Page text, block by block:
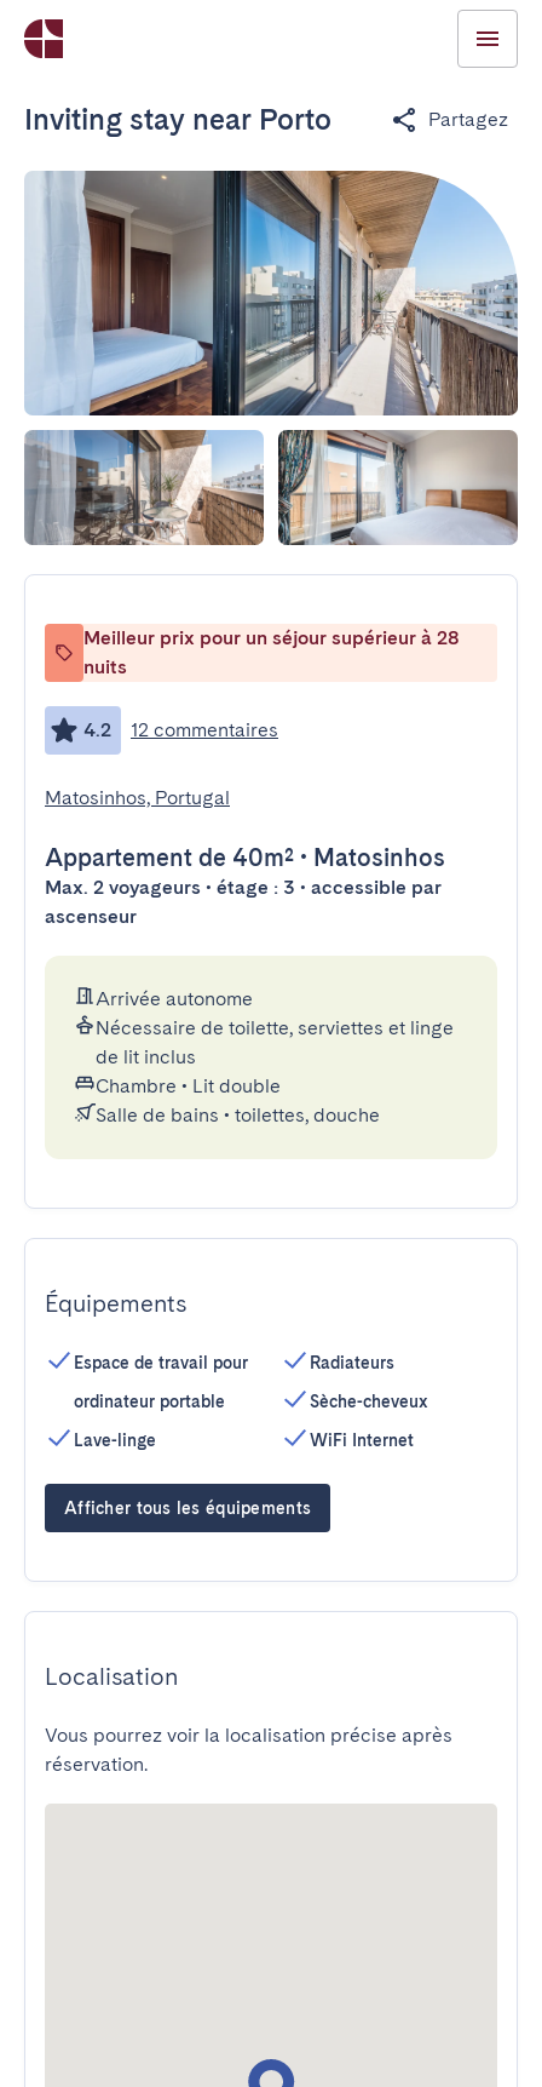
Inviting stay near Porto Partagez
Meilleur prix pour un séjour supérieur à 28
nuits
4.2 12 commentaires
Matosinhos, Portugal
Appartement de 40m² • Matosinhos
Max. 2 voyageurs • étage : 3 • accessible par
ascenseur
Arrivée autonome
Nécessaire de toilette, serviettes et linge
de lit inclus
Chambre • Lit double
Salle de bains • toilettes, douche
Équipements
Espace de travail pour
ordinateur portable
Lave-linge
Radiateurs
Sèche-cheveux
WiFi Internet
Afficher tous les équipements
Localisation
Vous pourrez voir la localisation précise après
réservation.